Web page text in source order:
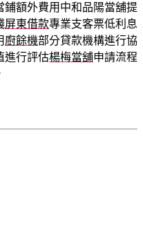
鋪額外費用中和品陽當舖提
屏東借款專業支客票低利息
廚餘機部分貸款機構進行協
進行評估楊梅當舖申請流程